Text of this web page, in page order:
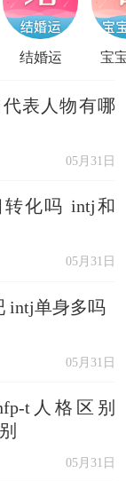
结婚运 宝
表人物有哪
05月31日
化吗 intj和
05月31日
intj单身多吗
05月31日
t人格区别
05月31日